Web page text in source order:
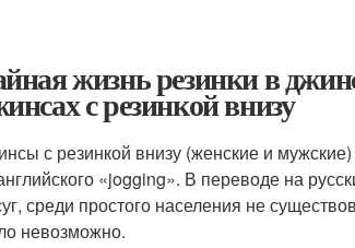
жизнь резинки в
с резинкой внизу
с резинкой внизу (женские и
«jogging». В переводе на
среди простого населения не
невозможно.